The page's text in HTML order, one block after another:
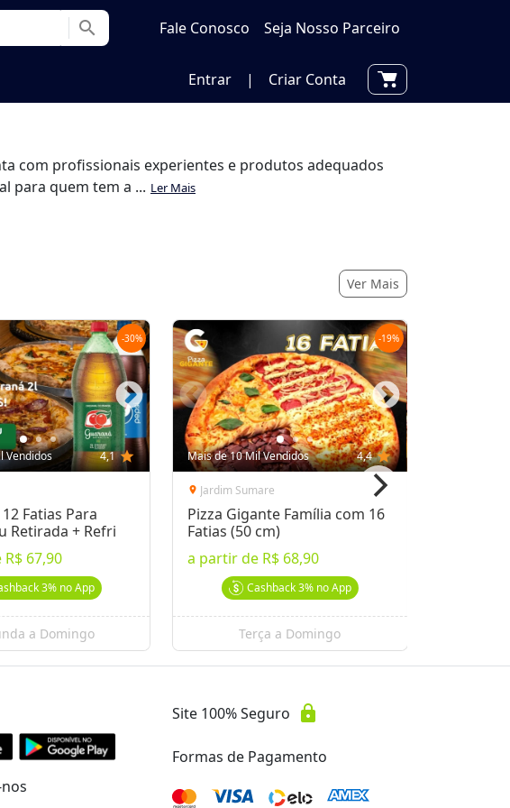
search Fale Conosco Seja Nosso Parceiro
Entrar | Criar Conta
com profissionais experientes e produtos adequados
para quem tem a ... Ler Mais
Ver Mais
-30%
Vendidos 4,1 star
Fatias Para
Retirada + Refri
R$ 67,90
3%no App
a Domingo
-19%
Mais de 10 Mil Vendidos 4,4 star
location_on Jardim Sumare
Pizza Gigante Família com 16
Fatias (50 cm)
a partir de R$ 68,90
Cashback3%no App
Terça a Domingo
Site 100% Seguro lock
Formas de Pagamento